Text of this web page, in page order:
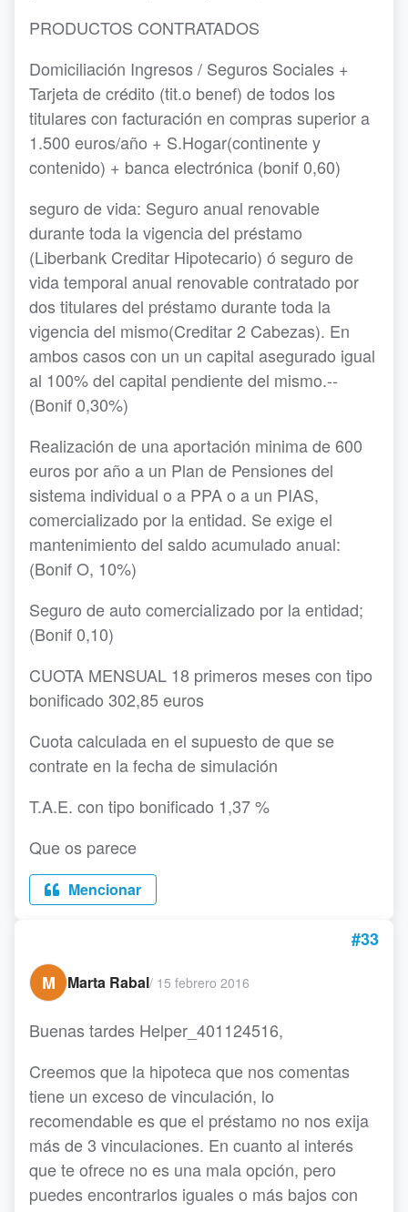
PRODUCTOS CONTRATADOS
Domiciliación Ingresos / Seguros Sociales +
Tarjeta de crédito (tit.o benef) de todos los
titulares con facturación en compras superior a
1.500 euros/año + S.Hogar(continente y
contenido) + banca electrónica (bonif 0,60)
seguro de vida: Seguro anual renovable
durante toda la vigencia del préstamo
(Liberbank Creditar Hipotecario) ó seguro de
vida temporal anual renovable contratado por
dos titulares del préstamo durante toda la
vigencia del mismo(Creditar 2 Cabezas). En
ambos casos con un un capital asegurado igual
al 100% del capital pendiente del mismo.--
(Bonif 0,30%)
Realización de una aportación minima de 600
euros por año a un Plan de Pensiones del
sistema individual o a PPA o a un PIAS,
comercializado por la entidad. Se exige el
mantenimiento del saldo acumulado anual:
(Bonif O, 10%)
Seguro de auto comercializado por la entidad;
(Bonif 0,10)
CUOTA MENSUAL 18 primeros meses con tipo
bonificado 302,85 euros
Cuota calculada en el supuesto de que se
contrate en la fecha de simulación
T.A.E. con tipo bonificado 1,37 %
Que os parece
Mencionar
#33
M
Marta Rabal/ 15 febrero 2016
Buenas tardes Helper_401124516,
Creemos que la hipoteca que nos comentas
tiene un exceso de vinculación, lo
recomendable es que el préstamo no nos exija
más de 3 vinculaciones. En cuanto al interés
que te ofrece no es una mala opción, pero
puedes encontrarlos iguales o más bajos con